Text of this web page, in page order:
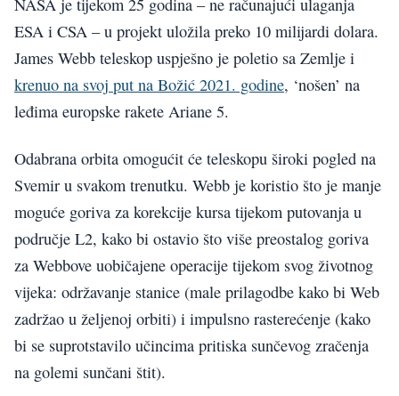
NASA je tijekom 25 godina – ne računajući ulaganja
ESA i CSA – u projekt uložila preko 10 milijardi dolara.
James Webb teleskop uspješno je poletio sa Zemlje i
krenuo na svoj put na Božić 2021. godine, ‘nošen’ na
leđima europske rakete Ariane 5.
Odabrana orbita omogućit će teleskopu široki pogled na
Svemir u svakom trenutku. Webb je koristio što je manje
moguće goriva za korekcije kursa tijekom putovanja u
područje L2, kako bi ostavio što više preostalog goriva
za Webbove uobičajene operacije tijekom svog životnog
vijeka: održavanje stanice (male prilagodbe kako bi Web
zadržao u željenoj orbiti) i impulsno rasterećenje (kako
bi se suprotstavilo učincima pritiska sunčevog zračenja
na golemi sunčani štit).